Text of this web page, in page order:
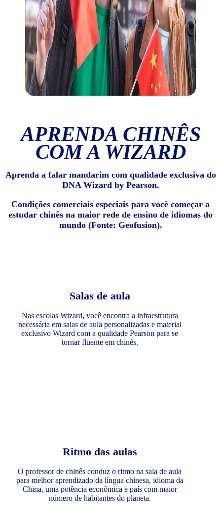
APRENDA CHINÊS
COM A WIZARD
Aprenda a falar mandarim com qualidade exclusiva do
DNA Wizard by Pearson.
Condições comerciais especiais para você começar a
estudar chinês na maior rede de ensino de idiomas do
mundo (Fonte: Geofusion).
Salas de aula
Nas escolas Wizard, você encontra a infraestrutura
necessária em salas de aula personalizadas e material
exclusivo Wizard com a qualidade Pearson para se
tornar fluente em chinês.
Ritmo das aulas
O professor de chinês conduz o ritmo na sala de aula
para melhor aprendizado da língua chinesa, idioma da
China, uma potência econômica e país com maior
número de habitantes do planeta.